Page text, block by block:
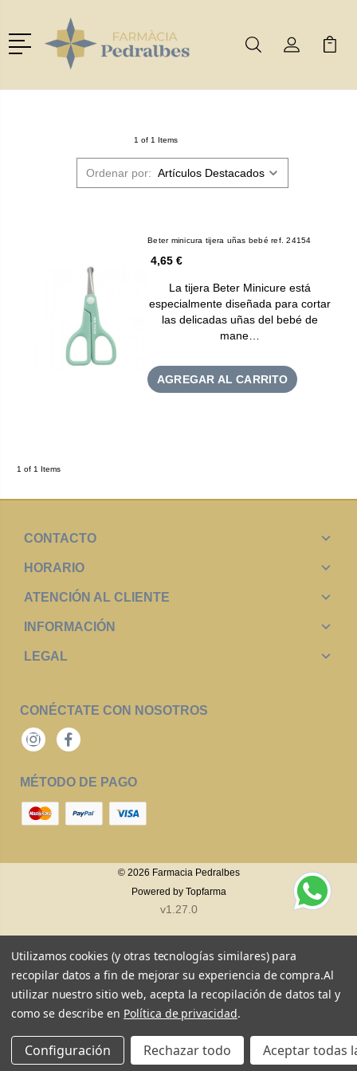
Menú
BuscarMi Cuenta
Mi
1 of 1 Items
Ordenar por:
Beter minicura tijera uñas bebé ref. 24154
4,65 €
La tijera Beter Minicure está
especialmente diseñada para cortar
las delicadas uñas del bebé de
mane…
AGREGAR AL CARRITO
1 of 1 Items
CONTACTO
HORARIO
ATENCIÓN AL CLIENTE
INFORMACIÓN
LEGAL
CONÉCTATE CON NOSOTROS
InstagramFacebook
MÉTODO DE PAGO
© 2026 Farmacia Pedralbes
Powered by Topfarma
v1.27.0
Utilizamos cookies (y otras tecnologías similares) para
recopilar datos a fin de mejorar su experiencia de compra.Al
utilizar nuestro sitio web, acepta la recopilación de datos tal y
como se describe en Política de privacidad.
Configuración Rechazar todo Aceptar todas